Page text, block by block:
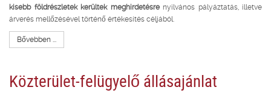
kisebb földrészletek kerültek meghirdetésrenyilvános pályáztatás, illetve
árverés mellőzésével történő értékesítés céljából.
Bővebben ...
Közterület-felügyelő állásajánlat